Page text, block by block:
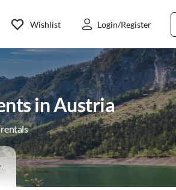
Wishlist Login/Register
in Austria